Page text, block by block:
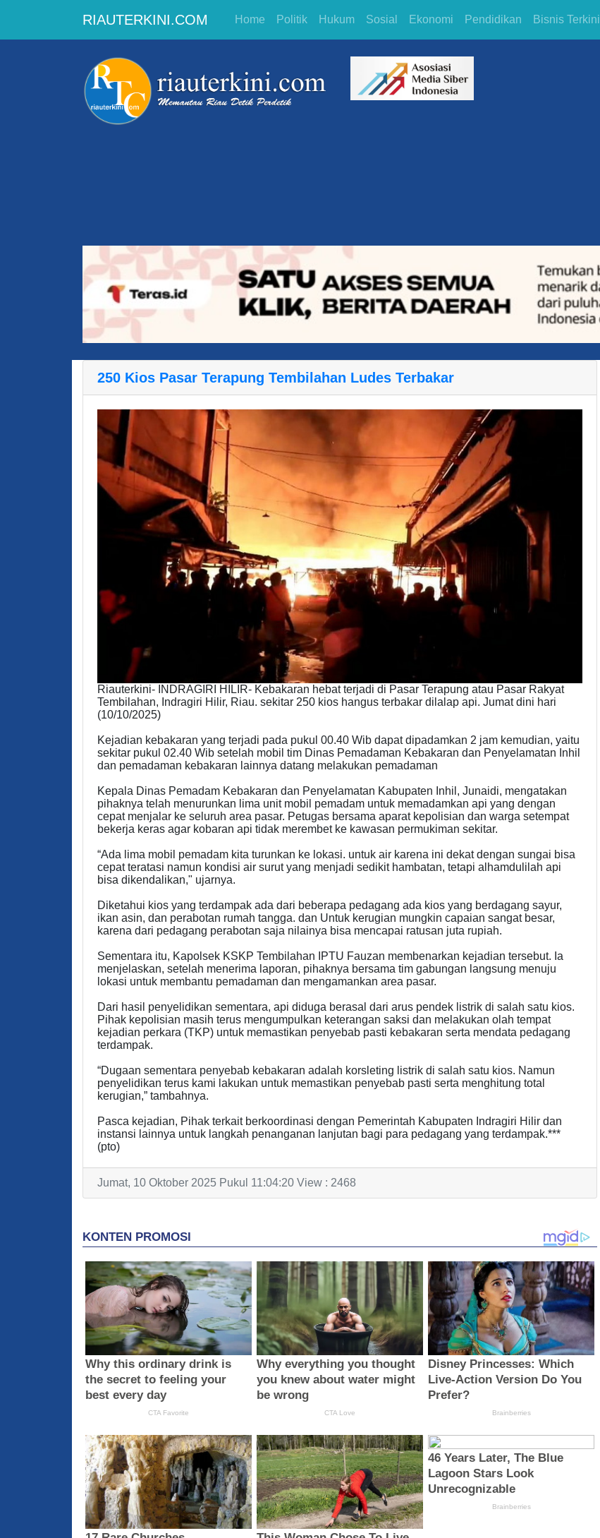
RIAUTERKINI.COM Home Politik Hukum Sosial Ekonomi Pendidikan Bisnis Terkini
250 Kios Pasar Terapung Tembilahan Ludes Terbakar
Riauterkini- INDRAGIRI HILIR- Kebakaran hebat terjadi di Pasar Terapung atau Pasar Rakyat
Tembilahan, Indragiri Hilir, Riau. sekitar 250 kios hangus terbakar dilalap api. Jumat dini hari
(10/10/2025)
Kejadian kebakaran yang terjadi pada pukul 00.40 Wib dapat dipadamkan 2 jam kemudian, yaitu
sekitar pukul 02.40 Wib setelah mobil tim Dinas Pemadaman Kebakaran dan Penyelamatan Inhil
dan pemadaman kebakaran lainnya datang melakukan pemadaman
Kepala Dinas Pemadam Kebakaran dan Penyelamatan Kabupaten Inhil, Junaidi, mengatakan
pihaknya telah menurunkan lima unit mobil pemadam untuk memadamkan api yang dengan
cepat menjalar ke seluruh area pasar. Petugas bersama aparat kepolisian dan warga setempat
bekerja keras agar kobaran api tidak merembet ke kawasan permukiman sekitar.
“Ada lima mobil pemadam kita turunkan ke lokasi. untuk air karena ini dekat dengan sungai bisa
cepat teratasi namun kondisi air surut yang menjadi sedikit hambatan, tetapi alhamdulilah api
bisa dikendalikan," ujarnya.
Diketahui kios yang terdampak ada dari beberapa pedagang ada kios yang berdagang sayur,
ikan asin, dan perabotan rumah tangga. dan Untuk kerugian mungkin capaian sangat besar,
karena dari pedagang perabotan saja nilainya bisa mencapai ratusan juta rupiah.
Sementara itu, Kapolsek KSKP Tembilahan IPTU Fauzan membenarkan kejadian tersebut. Ia
menjelaskan, setelah menerima laporan, pihaknya bersama tim gabungan langsung menuju
lokasi untuk membantu pemadaman dan mengamankan area pasar.
Dari hasil penyelidikan sementara, api diduga berasal dari arus pendek listrik di salah satu kios.
Pihak kepolisian masih terus mengumpulkan keterangan saksi dan melakukan olah tempat
kejadian perkara (TKP) untuk memastikan penyebab pasti kebakaran serta mendata pedagang
terdampak.
“Dugaan sementara penyebab kebakaran adalah korsleting listrik di salah satu kios. Namun
penyelidikan terus kami lakukan untuk memastikan penyebab pasti serta menghitung total
kerugian,” tambahnya.
Pasca kejadian, Pihak terkait berkoordinasi dengan Pemerintah Kabupaten Indragiri Hilir dan
instansi lainnya untuk langkah penanganan lanjutan bagi para pedagang yang terdampak.***
(pto)
Jumat, 10 Oktober 2025 Pukul 11:04:20 View : 2468